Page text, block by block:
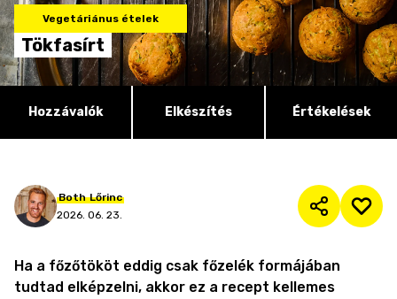
Vegetáriánus ételek
Tökfasírt
Hozzávalók Elkészítés Értékelések
Both Lőrinc
2026. 06. 23.
Ha a főzőtököt eddig csak főzelék formájában
tudtad elképzelni, akkor ez a recept kellemes